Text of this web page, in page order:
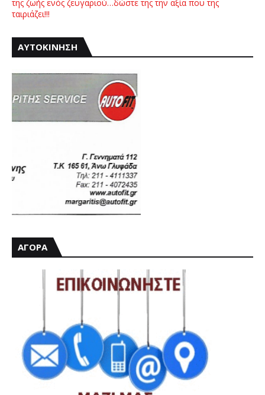
της ζωής ενός ζευγαριού…δώστε της την αξία που της
ταιριάζει!!!
ΑΥΤΟΚΙΝΗΣΗ
ΑΓΟΡΑ